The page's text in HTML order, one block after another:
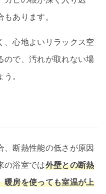
あります。
、心地よいリラックス空
ので、汚れが取れない場
。
断熱性能の低さが原因
の浴室では外壁との断熱
暖房を使っても室温が上